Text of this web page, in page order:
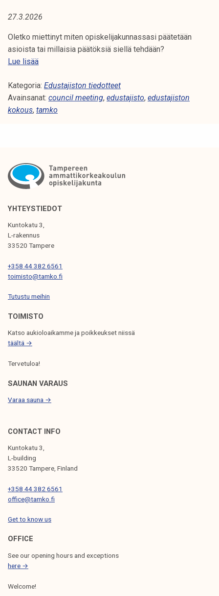
4
2
0
2
k
u
s
2
.
4
.
27.3.2026
Oletko miettinyt miten opiskelijakunnassasi päätetään
asioista tai millaisia päätöksiä siellä tehdään?
Lue lisääE
u
s
t
t
o
k
k
o
s
1
.
.
Kategoria: Edustajiston tiedotteet
Avainsanat: council meeting, edustajisto, edustajiston
kokous, tamko
YHTEYSTIEDOT
Kuntokatu 3,
L-rakennus
33520 Tampere
+358 44 382 6561
toimisto@tamko.fi
Tutustu meihin
TOIMISTO
Katso aukioloaikamme ja poikkeukset niissä
täältä →
Tervetuloa!
SAUNAN VARAUS
Varaa sauna →
CONTACT INFO
Kuntokatu 3,
L-building
33520 Tampere, Finland
+358 44 382 6561
office@tamko.fi
Get to know us
OFFICE
See our opening hours and exceptions
here →
Welcome!